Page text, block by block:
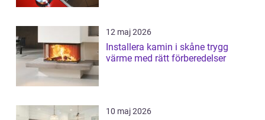
12 maj 2026
Installera kamin i skåne trygg
värme med rätt förberedelser
10 maj 2026